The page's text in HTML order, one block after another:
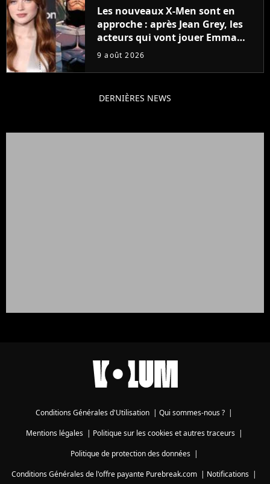
Les nouveaux X-Men sont en
approche : après Jean Grey, les
acteurs qui vont jouer Emma
Frost et Cyclope trouvés !
9 août 2026
DERNIÈRES NEWS
Conditions Générales d'Utilisation | Qui sommes-nous ? |
Mentions légales| Politique sur les cookies et autres traceurs|
Politique de protection des données|
Conditions Générales de l'offre payante Purebreak.com | Notifications |